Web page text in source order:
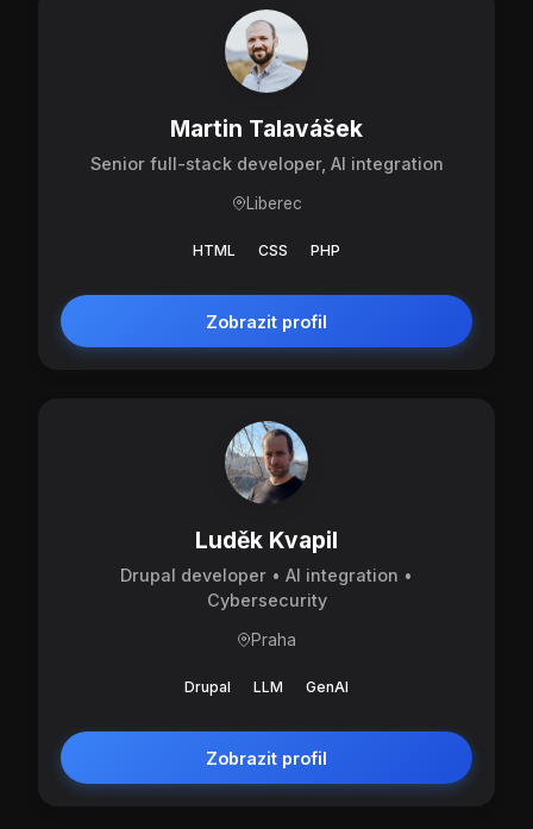
Martin Talavášek
Senior full-stack developer, AI integration
Liberec
HTML CSS PHP
Zobrazit profil
Luděk Kvapil
Drupal developer • AI integration •
Cybersecurity
Praha
Drupal LLM GenAI
Zobrazit profil